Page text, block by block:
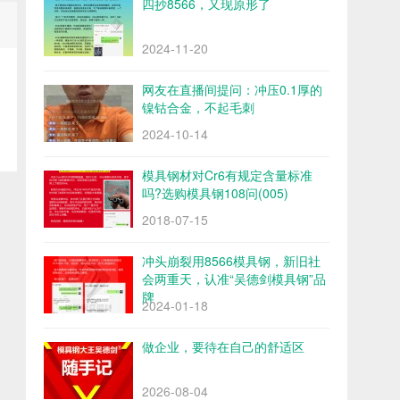
四抄8566，又现原形了
2024-11-20
网友在直播间提问：冲压0.1厚的
镍钴合金，不起毛刺
2024-10-14
模具钢材对Cr6有规定含量标准
吗?选购模具钢108问(005)
2018-07-15
冲头崩裂用8566模具钢，新旧社
会两重天，认准“吴德剑模具钢”品
牌
2024-01-18
做企业，要待在自己的舒适区
2026-08-04